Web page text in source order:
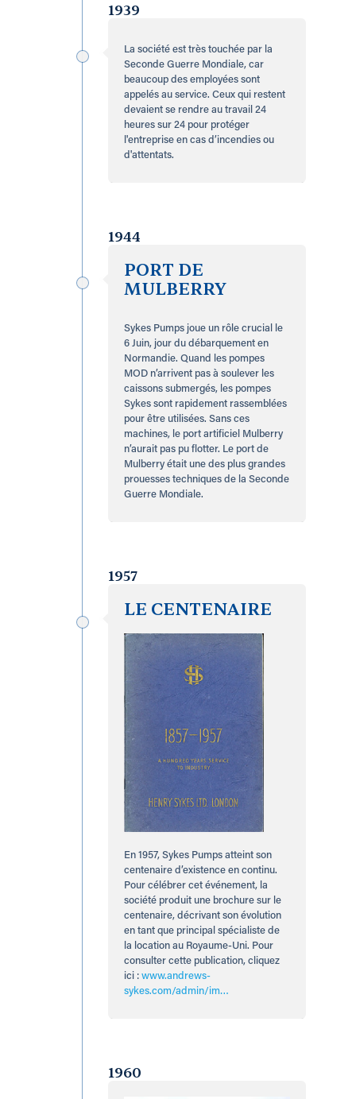
1939
La société est très touchée par la
Seconde Guerre Mondiale, car
beaucoup des employées sont
appelés au service. Ceux qui restent
devaient se rendre au travail 24
heures sur 24 pour protéger
l'entreprise en cas d’incendies ou
d'attentats.
1944
PORT DE
MULBERRY
Sykes Pumps joue un rôle crucial le
6 Juin, jour du débarquement en
Normandie. Quand les pompes
MOD n’arrivent pas à soulever les
caissons submergés, les pompes
Sykes sont rapidement rassemblées
pour être utilisées. Sans ces
machines, le port artificiel Mulberry
n’aurait pas pu flotter. Le port de
Mulberry était une des plus grandes
prouesses techniques de la Seconde
Guerre Mondiale.
1957
LE CENTENAIRE
En 1957, Sykes Pumps atteint son
centenaire d’existence en continu.
Pour célébrer cet événement, la
société produit une brochure sur le
centenaire, décrivant son évolution
en tant que principal spécialiste de
la location au Royaume-Uni. Pour
consulter cette publication, cliquez
ici : www.andrews-
sykes.com/admin/im…
1960